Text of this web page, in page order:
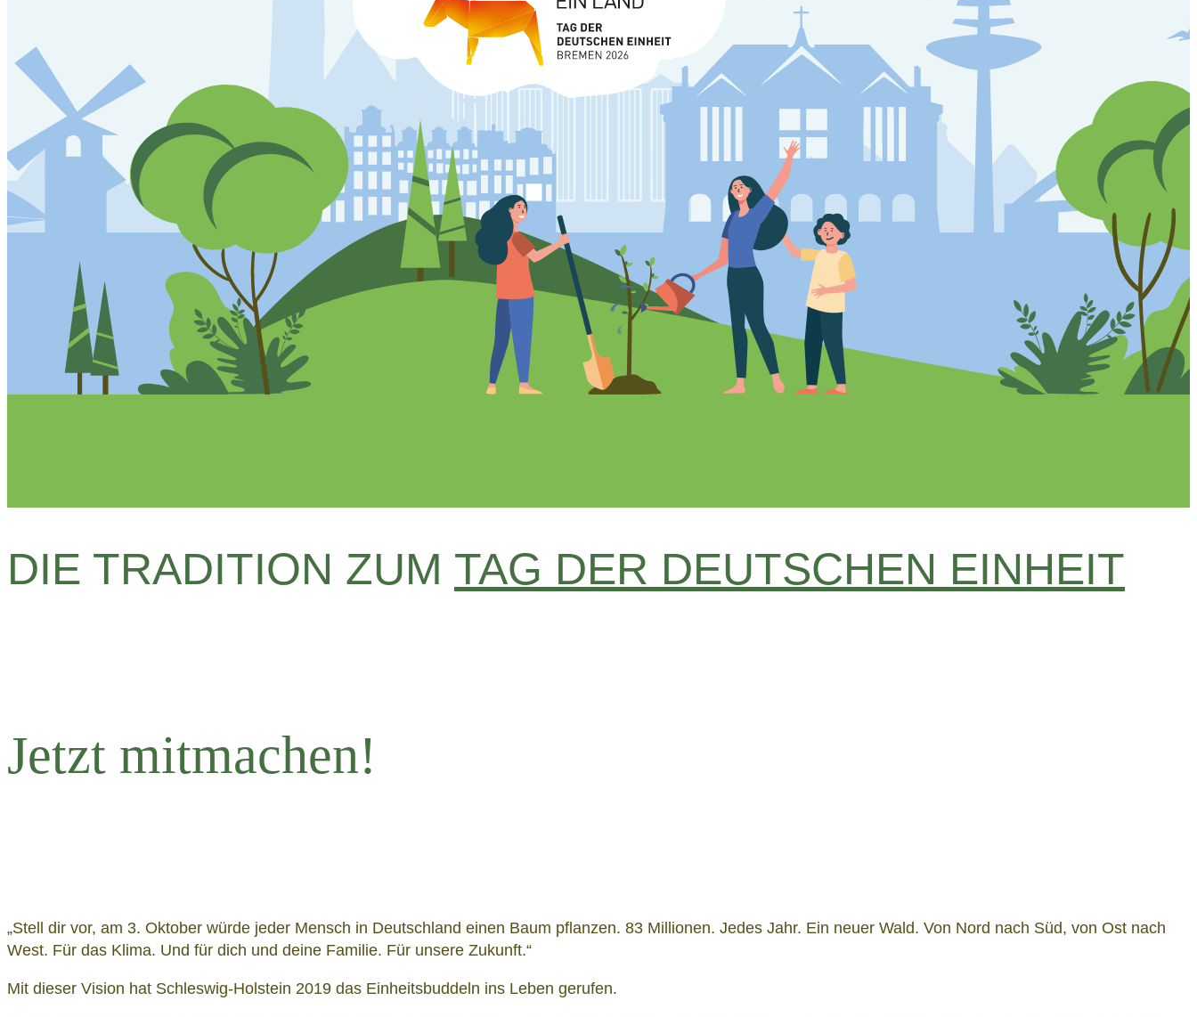
DIE TRADITION ZUM TAG DER DEUTSCHEN EINHEIT
Jetzt mitmachen!
„Stell dir vor, am 3. Oktober würde jeder Mensch in Deutschland einen Baum pflanzen. 83 Millionen. Jedes Jahr. Ein neuer Wald. Von Nord nach Süd, von Ost nach
West. Für das Klima. Und für dich und deine Familie. Für unsere Zukunft.“
Mit dieser Vision hat Schleswig-Holstein 2019 das Einheitsbuddeln ins Leben gerufen.